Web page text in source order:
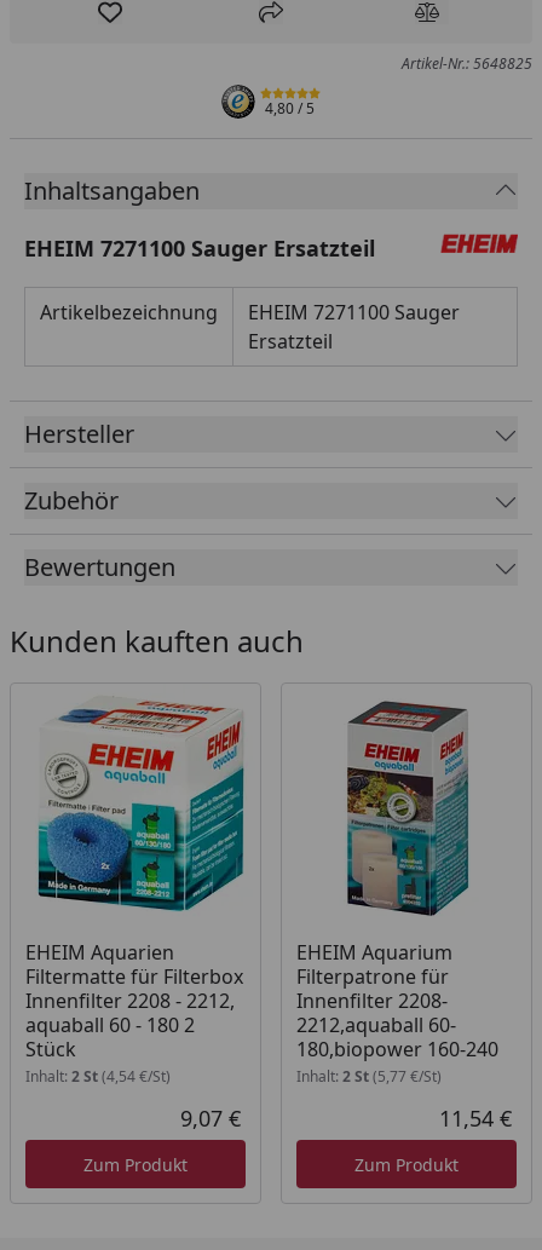
Produkt zur Wunschliste hinzufügen
Teilen Produkt
Artikel-Nr.: 5648825
4,80/ 5
Inhaltsangaben
EHEIM 7271100 Sauger Ersatzteil
Artikelbezeichnung
EHEIM 7271100 Sauger
Ersatzteil
Hersteller
Zubehör
Bewertungen
Kunden kauften auch
EHEIM Aquarien
Filtermatte für Filterbox
Innenfilter 2208 - 2212,
aquaball 60 - 180 2
Stück
Inhalt: 2 St(4,54 €/St)
Aktueller Preis
9,07 €
Zum Produkt
EHEIM Aquarium
Filterpatrone für
Innenfilter 2208-
2212,aquaball 60-
180,biopower 160-240
Inhalt: 2 St(5,77 €/St)
11,54 €
Zum Produkt